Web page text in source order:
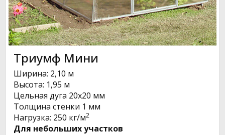
Триумф Мини
Ширина: 2,10 м
Высота: 1,95 м
Цельная дуга 20х20 мм
Толщина стенки 1 мм
Нагрузка: 250 кг/м2
Для небольших участков